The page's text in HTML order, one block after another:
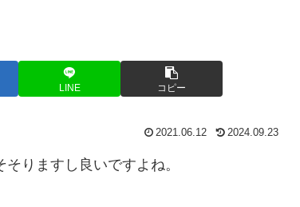
LINE コピー
2021.06.12 2024.09.23
りますし良いですよね。